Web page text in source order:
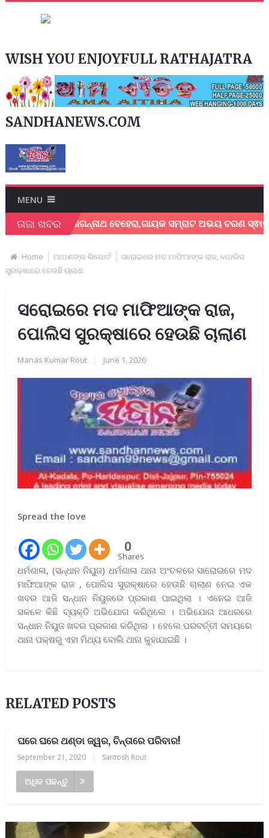
WISH YOU ENJOYFULL RATHAJATRA
SANDHANEWS.COM
MENU
ତାଜା ଖବର
ଶେଖର ଜଗନ୍ନାଥ ବେହେରା,ଗାୟକ ସମ୍ରାଟ ଅଭୟ ଚରଣ ସ୍ଵାଇଁଙ୍କ
Home ଆପଣଙ୍କ ରିପୋର୍ଟ
ସରୋଇରେ ମଦ ମାଫିଆଙ୍କ ରାଜ, ପୋଲିସ
ସୁରକ୍ଷାରେ ହେଉଛି ଚାଲାଣ
ସରୋଇରେ ମଦ ମାଫିଆଙ୍କ ରାଜ,
ପୋଲିସ ସୁରକ୍ଷାରେ ହେଉଛି ଚାଲାଣ
Manas Kumar Rout June 1, 2020
Spread the love
0
Shares
ଧର୍ମଶାଳା, (ସନ୍ଧାନ ନିୟୁଜ) ଧର୍ମଶାଳା ଥାନା ଅଂଚଳରେ ସାରୋଇରେ ମଦ
ମାଫିଆଙ୍କ ରାଜ , ପୋଲିସ ସୁରକ୍ଷାରେ ହେଉଛି ଚାଲାଣ ନେଇ ଏକ
ଖବର ଆଜି ସନ୍ଧାନ ନିୟୁଜରେ ପ୍ରକାଶ ପାଇଥିଲା । ଏନେଇ ଆଜି
ସକଳେ କିଛି ବ୍ୟକ୍ତି ଅଭିଯୋଗ କରିଥିଲେ । ଅଭିଯୋଗ ଆଧରରେ
ସନ୍ଧାନ ନିୟୁଜ ଖବର ପ୍ରକାଶ କରିଥିଲା । ହେଲେ ପରବର୍ତ୍ତୀ ସମୟରେ
ଥାନା ପକ୍ଷରୁ ଏହା ମିଥ୍ୟ ବୋଲି ଥାନା କୁହାଯାଇଛି ।
RELATED POSTS
ଘରେ ଘରେ ଥଣ୍ଡା ଜ୍ୱର, ଚିନ୍ତାରେ ପରିବାର!
September 21, 2020 Santosh Rout
ଅଧିକ ପଢନ୍ତୁ